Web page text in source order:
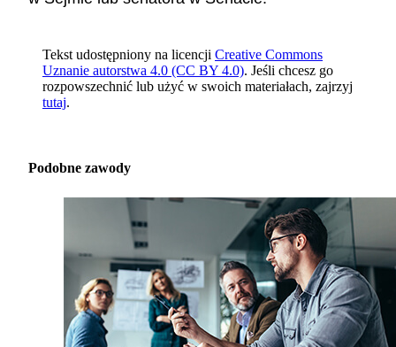
Tekst udostępniony na licencji Creative Commons
Uznanie autorstwa 4.0 (CC BY 4.0). Jeśli chcesz go
rozpowszechnić lub użyć w swoich materiałach, zajrzyj
tutaj.
Podobne zawody